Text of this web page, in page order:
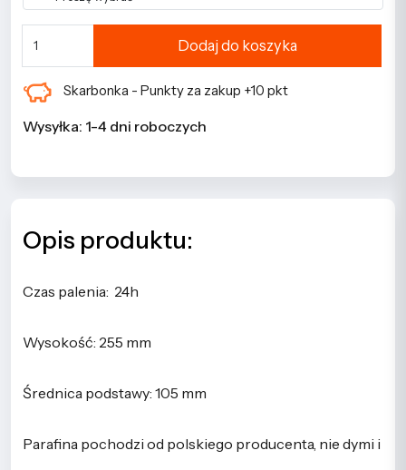
Dodaj do koszyka
Skarbonka - Punkty za zakup +10 pkt
Wysyłka: 1-4 dni roboczych
Opis produktu:
Czas palenia: 24h
Wysokość: 255 mm
Średnica podstawy: 105 mm
Parafina pochodzi od polskiego producenta, nie dymi i